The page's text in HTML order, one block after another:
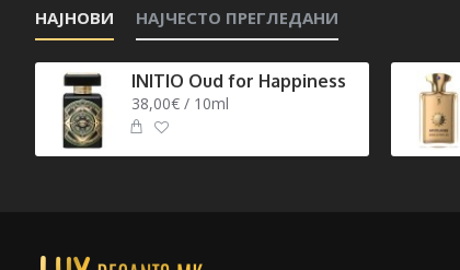
НАЈНОВИ НАЈЧЕСТО ПРЕГЛЕДАНИ
INITIO Oud for Happiness
38,00€ / 10ml